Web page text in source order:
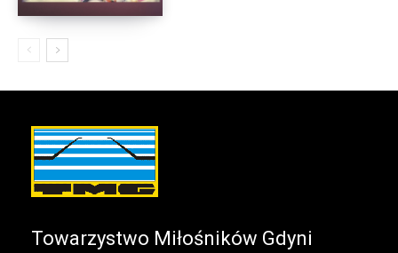
Towarzystwo Miłośników Gdyni